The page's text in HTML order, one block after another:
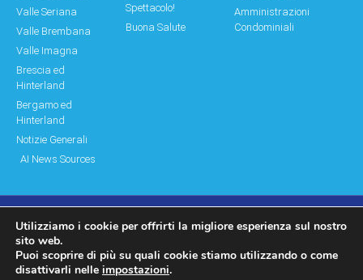
Valle Seriana
Valle Brembana
Valle Imagna
Brescia ed
Hinterland
Bergamo ed
Hinterland
Notizie Generali
AI News Sources
Spettacolo!
Buona Salute
Amministrazioni
Condominiali
© Copyright 2011 – 2026 Montagne & Paesi
Log In|Log Out Privacy Policy
Utilizziamo i cookie per offrirti la migliore esperienza sul nostro
sito web.
Puoi scoprire di più su quali cookie stiamo utilizzando o come
disattivarli nelle impostazioni.